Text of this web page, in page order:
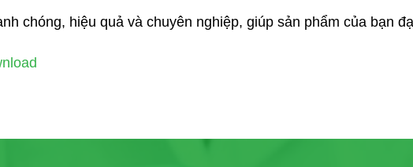
chóng, hiệu quả và chuyên nghiệp, giúp sản phẩm của bạn